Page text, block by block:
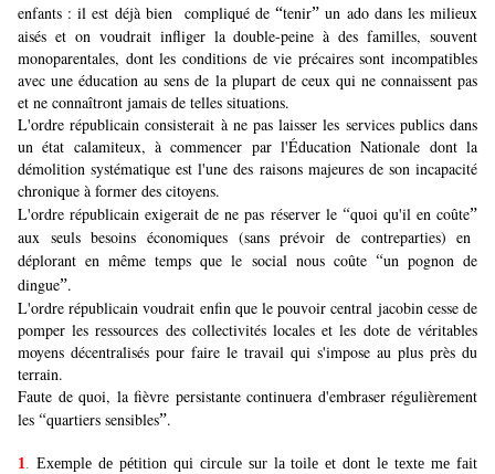
enfants : il est déjà bien compliqué de“tenir” un ado dans les milieux
aisés et on voudrait infliger la double-peine à des familles, souvent
monoparentales, dont les conditions de vie précaires sont incompatibles
avec une éducation au sens de la plupart de ceux qui ne connaissent pas
et ne connaîtront jamais de telles situations.
L'ordre républicain consisterait à ne pas laisser les services publics dans
un état calamiteux, à commencer par l'Éducation Nationale dont la
démolition systématique est l'une des raisons majeures de son incapacité
chronique à former des citoyens.
L'ordre républicain exigerait de ne pas réserver le “quoi qu'il en coûte”
aux seuls besoins économiques (sans prévoir de contreparties) en
déplorant en même temps que le social nous coûte “un pognon de
dingue”.
L'ordre républicain voudrait enfin que le pouvoir central jacobin cesse de
pomper les ressources des collectivités locales et les dote de véritables
moyens décentralisés pour faire le travail qui s'impose au plus près du
terrain.
Faute de quoi, la fièvre persistante continuera d'embraser régulièrement
les “quartiers sensibles”.
1
Exemple de pétition qui circule sur la toile et dont le texte me fait